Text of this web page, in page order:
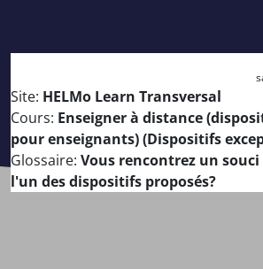
Site: HELMo Learn Transversal
Cours: Enseigner à distance
pour enseignants) (Dispositifs
Glossaire: Vous rencontrez un
l'un des dispositifs proposés?